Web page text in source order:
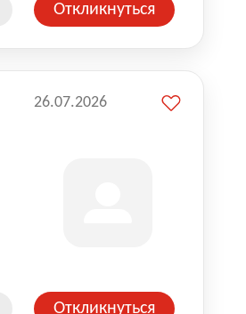
Откликнуться
26.07.2026
Откликнуться